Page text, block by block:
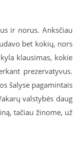
ir norus. Anksčiau
bet kokių, nors
klausimas, kokie
prezervatyvus.
šalyse pagamintais
valstybės daug
tačiau žinome, už